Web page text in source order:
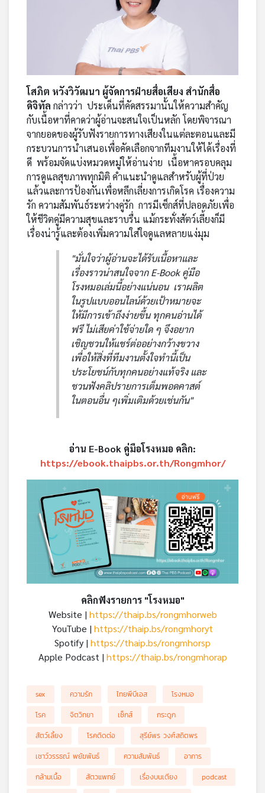
โสภิต หวังวิวัฒนา ผู้จัดการฝ่ายสื่อเสียง สำนักสื่อ
ดิจิทัล กล่าวว่า ประเด็นที่คัดสรรมานั้นให้ความสำคัญ
กับเนื้อหาที่คาดว่าผู้อ่านจะสนใจเป็นหลัก โดยพิจารณา
จากยอดของผู้รับฟังรายการทางเสียงในแต่ละตอนและมี
กระบวนการนำเสนอเพื่อคัดเลือกจากทีมงานให้ได้เรื่องที่
ดี พร้อมจัดแบ่งหมวดหมู่ให้อ่านง่าย เนื้อหาครอบคลุม
การดูแลสุขภาพทุกมิติ คำแนะนำดูแลสำหรับผู้ที่ป่วย
แล้วและการป้องกันเพื่อหลีกเลี่ยงการเกิดโรค เรื่องความ
รัก ความสัมพันธ์ระหว่างคู่รัก การมีเซ็กส์ที่ปลอดภัยเพื่อ
ให้ชีวิตคู่มีความสุขและราบรื่น แม้กระทั่งสัตว์เลี้ยงก็มี
เรื่องน่ารู้และต้องเพิ่มความใส่ใจดูแลหลายแง่มุม
"มั่นใจว่าผู้อ่านจะได้รับเนื้อหาและ
เรื่องราวน่าสนใจจาก E-Book คู่มือ
โรงหมอเล่มนี้อย่างแน่นอน เราผลิต
ในรูปแบบออนไลน์ด้วยเป้าหมายจะ
ให้มีการเข้าถึงง่ายขึ้น ทุกคนอ่านได้
ฟรี ไม่เสียค่าใช้จ่ายใด ๆ จึงอยาก
เชิญชวนให้แชร์ต่ออย่างกว้างขวาง
เพื่อให้สิ่งที่ทีมงานตั้งใจทำนี้เป็น
ประโยชน์กับทุกคนอย่างแท้จริง และ
ชวนฟังคลิปรายการเต็มพอดคาสต์
ในตอนอื่น ๆเพิ่มเติมด้วยเช่นกัน"
อ่าน E-Book คู่มือโรงหมอ คลิก:
https://ebook.thaipbs.or.th/Rongmhor/
คลิกฟังรายการ "โรงหมอ"
Website | https://thaip.bs/rongmhorweb
YouTube | https://thaip.bs/rongmhoryt
Spotify | https://thaip.bs/rongmhorsp
Apple Podcast | https://thaip.bs/rongmhorap
sex ความรัก ไทยพีบีเอส
โรงหมอ
โรค
จิตวิทยา เซ็กส์
กระดูก
สัตว์เลี้ยง
โรคติดต่อ
สุรีย์พร วงศ์สถิตพร
เชาว์วรรธณ์ พยัฆพันธ์
ความสัมพันธ์
อาการ
กล้ามเนื้อ
สัตวแพทย์ เรื่องบนเตียง
podcast